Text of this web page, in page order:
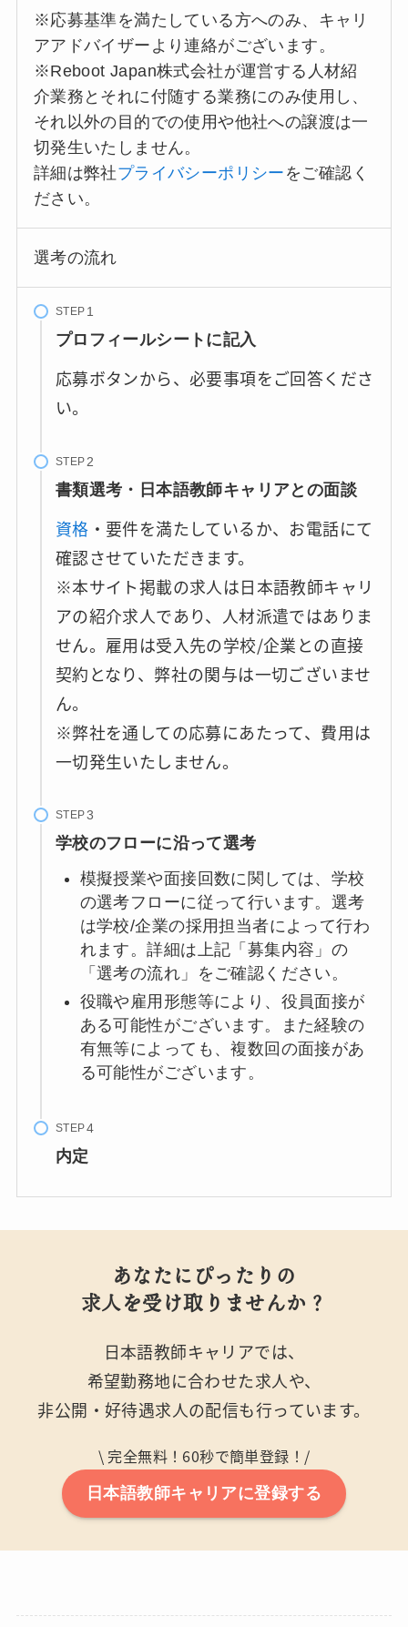
※応募基準を満たしている方へのみ、キャリ
アアドバイザーより連絡がございます。
※Reboot Japan株式会社が運営する人材紹
介業務とそれに付随する業務にのみ使用し、
それ以外の目的での使用や他社への譲渡は一
切発生いたしません。
詳細は弊社プライバシーポリシー をご確認く
ださい。
選考の流れ
STEP
プロフィールシートに記入
応募ボタンから、必要事項をご回答くださ
い。
STEP
書類選考・日本語教師キャリアとの面談
資格 ・要件を満たしているか、お電話にて
確認させていただきます。
※本サイト掲載の求人は日本語教師キャリ
アの紹介求人であり、人材派遣ではありま
せん。雇用は受入先の学校/企業との直接
契約となり、弊社の関与は一切ございませ
ん。
※弊社を通しての応募にあたって、費用は
一切発生いたしません。
STEP
学校のフローに沿って選考
模擬授業や面接回数に関しては、学校
の選考フローに従って行います。選考
は学校/企業の採用担当者によって行わ
れます。詳細は上記「募集内容」の
「選考の流れ」をご確認ください。
役職や雇用形態等により、役員面接が
ある可能性がございます。また経験の
有無等によっても、複数回の面接があ
る可能性がございます。
STEP
内定
あなたにぴったりの
求人を受け取りませんか？
日本語教師キャリアでは、
希望勤務地に合わせた求人や、
非公開・好待遇求人の配信も行っています。
\ 完全無料！60秒で簡単登録！/
日本語教師キャリアに登録する